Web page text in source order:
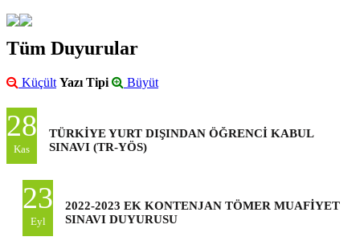
Tüm Duyurular
Küçült Yazı Tipi Büyüt
28
Kas
TÜRKİYE YURT DIŞINDAN ÖĞRENCİ KABUL
SINAVI (TR-YÖS)
23
Eyl
2022-2023 EK KONTENJAN TÖMER MUAFİYET
SINAVI DUYURUSU